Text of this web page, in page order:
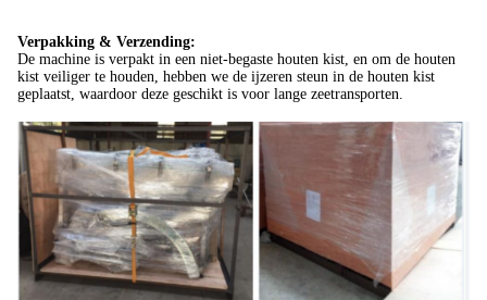
Verpakking & Verzending:
De machine is verpakt in een niet-begaste houten kist, en om de houten
kist veiliger te houden, hebben we de ijzeren steun in de houten kist
geplaatst, waardoor deze geschikt is voor lange zeetransporten.